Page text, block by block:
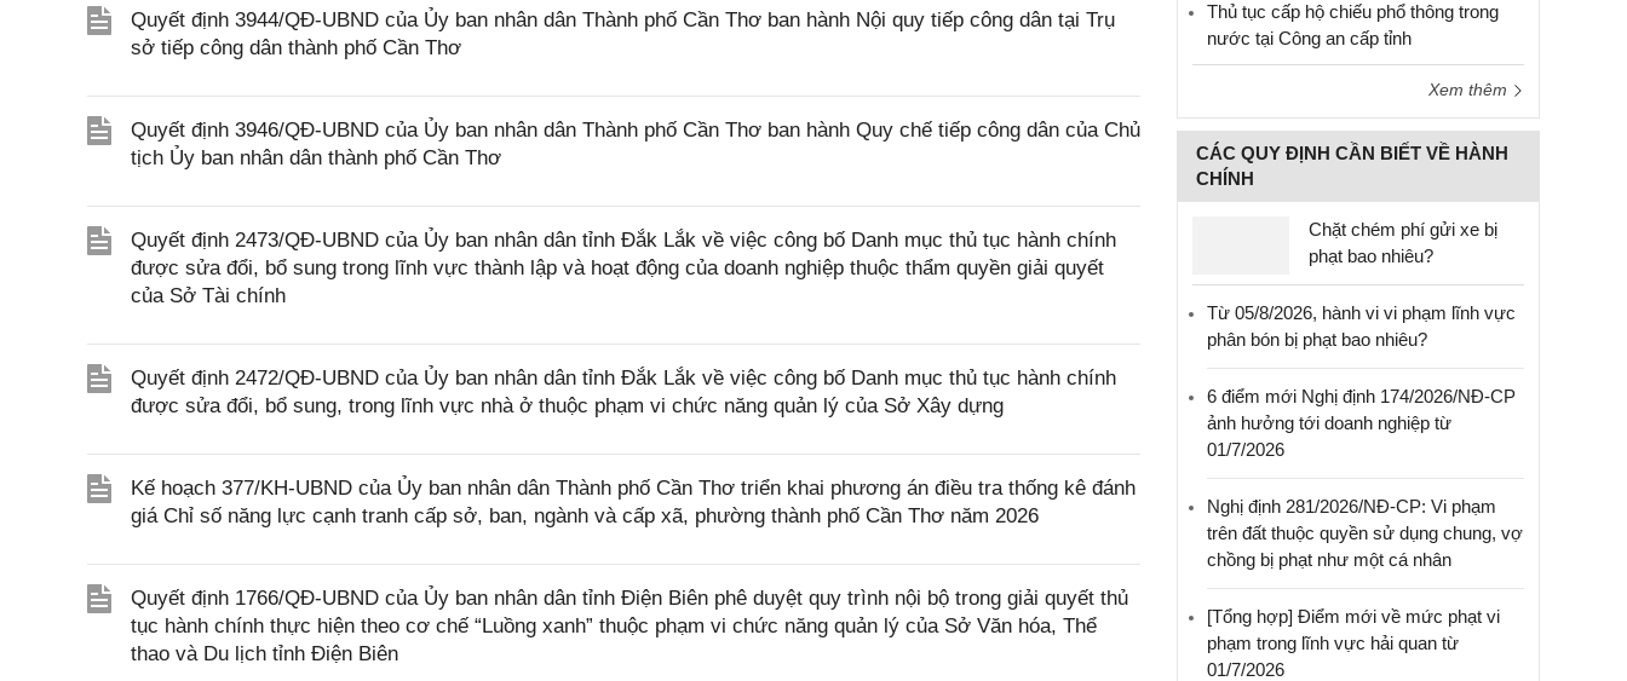
Quyết định 3944/QĐ-UBND của Ủy ban nhân dân Thành phố Cần Thơ ban hành Nội quy tiếp công dân tại Trụ
sở tiếp công dân thành phố Cần Thơ
Quyết định 3946/QĐ-UBND của Ủy ban nhân dân Thành phố Cần Thơ ban hành Quy chế tiếp công dân của Chủ
tịch Ủy ban nhân dân thành phố Cần Thơ
Quyết định 2473/QĐ-UBND của Ủy ban nhân dân tỉnh Đắk Lắk về việc công bố Danh mục thủ tục hành chính
được sửa đổi, bổ sung trong lĩnh vực thành lập và hoạt động của doanh nghiệp thuộc thẩm quyền giải quyết
của Sở Tài chính
Quyết định 2472/QĐ-UBND của Ủy ban nhân dân tỉnh Đắk Lắk về việc công bố Danh mục thủ tục hành chính
được sửa đổi, bổ sung, trong lĩnh vực nhà ở thuộc phạm vi chức năng quản lý của Sở Xây dựng
Kế hoạch 377/KH-UBND của Ủy ban nhân dân Thành phố Cần Thơ triển khai phương án điều tra thống kê đánh
giá Chỉ số năng lực cạnh tranh cấp sở, ban, ngành và cấp xã, phường thành phố Cần Thơ năm 2026
Quyết định 1766/QĐ-UBND của Ủy ban nhân dân tỉnh Điện Biên phê duyệt quy trình nội bộ trong giải quyết thủ
tục hành chính thực hiện theo cơ chế “Luồng xanh” thuộc phạm vi chức năng quản lý của Sở Văn hóa, Thể
thao và Du lịch tỉnh Điện Biên
Thủ tục cấp hộ chiếu phổ thông trong
nước tại Công an cấp tỉnh
Xem thêm
CÁC QUY ĐỊNH CẦN BIẾT VỀ HÀNH
CHÍNH
Chặt chém phí gửi xe bị
phạt bao nhiêu?
Từ 05/8/2026, hành vi vi phạm lĩnh vực
phân bón bị phạt bao nhiêu?
6 điểm mới Nghị định 174/2026/NĐ-CP
ảnh hưởng tới doanh nghiệp từ
01/7/2026
Nghị định 281/2026/NĐ-CP: Vi phạm
trên đất thuộc quyền sử dụng chung, vợ
chồng bị phạt như một cá nhân
[Tổng hợp] Điểm mới về mức phạt vi
phạm trong lĩnh vực hải quan từ
01/7/2026